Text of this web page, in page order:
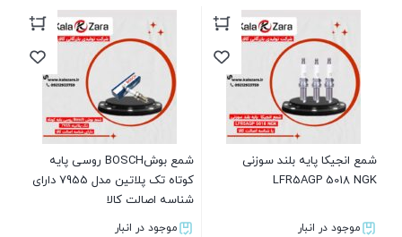
شمع انجیکا پایه بلند سوزنی
LFR5AGP 5018 NGK
موجود در انبار
شمع بوشBOSCH روسی پایه
کوتاه تک پلاتین مدل 7955 دارای
شناسه اصالت کالا
موجود در انبار